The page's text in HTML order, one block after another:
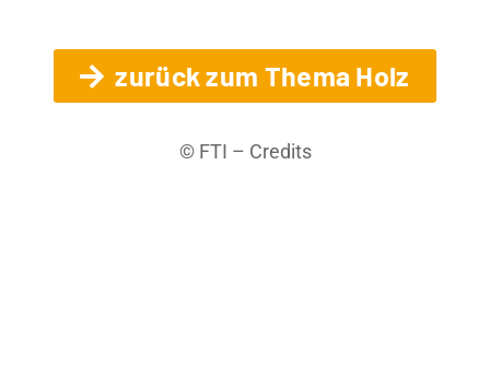
zurück zum Thema Holz
© FTI – Credits